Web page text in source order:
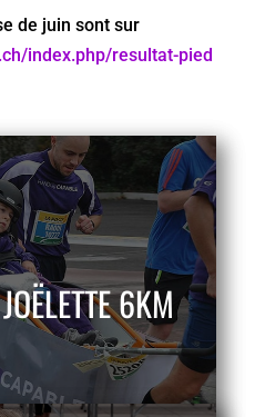
de juin sont sur
index.php/resultat-pied
6KM